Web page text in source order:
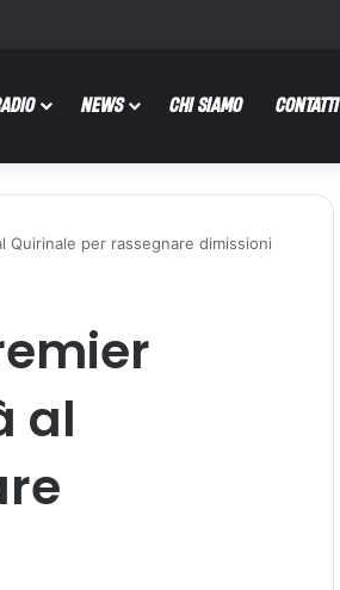
NEWS CHI SIAMO CONTATTI
Quirinale per rassegnare dimissioni
al